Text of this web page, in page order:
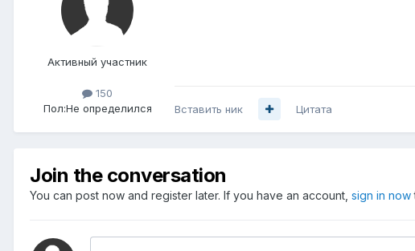
Активный участник
150
Пол:Не определился Вставить ник Цитата
Join the conversation
You can post now and register later. If you have an account, sign in now